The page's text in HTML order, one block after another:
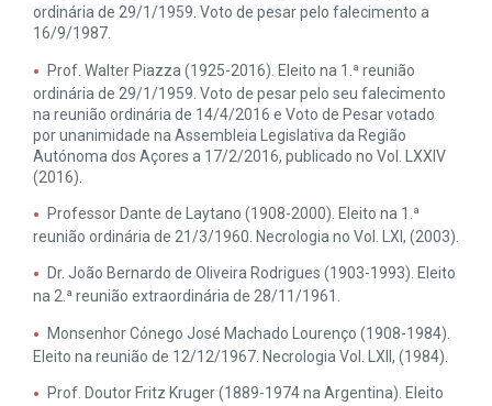
ordinária de 29/1/1959. Voto de pesar pelo falecimento a
16/9/1987.
Prof. Walter Piazza (1925-2016). Eleito na 1.ª reunião
ordinária de 29/1/1959. Voto de pesar pelo seu falecimento
na reunião ordinária de 14/4/2016 e Voto de Pesar votado
por unanimidade na Assembleia Legislativa da Região
Autónoma dos Açores a 17/2/2016, publicado no Vol. LXXIV
(2016).
Professor Dante de Laytano (1908-2000). Eleito na 1.ª
reunião ordinária de 21/3/1960. Necrologia no Vol. LXI, (2003).
Dr. João Bernardo de Oliveira Rodrigues (1903-1993). Eleito
na 2.ª reunião extraordinária de 28/11/1961.
Monsenhor Cónego José Machado Lourenço (1908-1984).
Eleito na reunião de 12/12/1967. Necrologia Vol. LXII, (1984).
Prof. Doutor Fritz Kruger (1889-1974 na Argentina). Eleito